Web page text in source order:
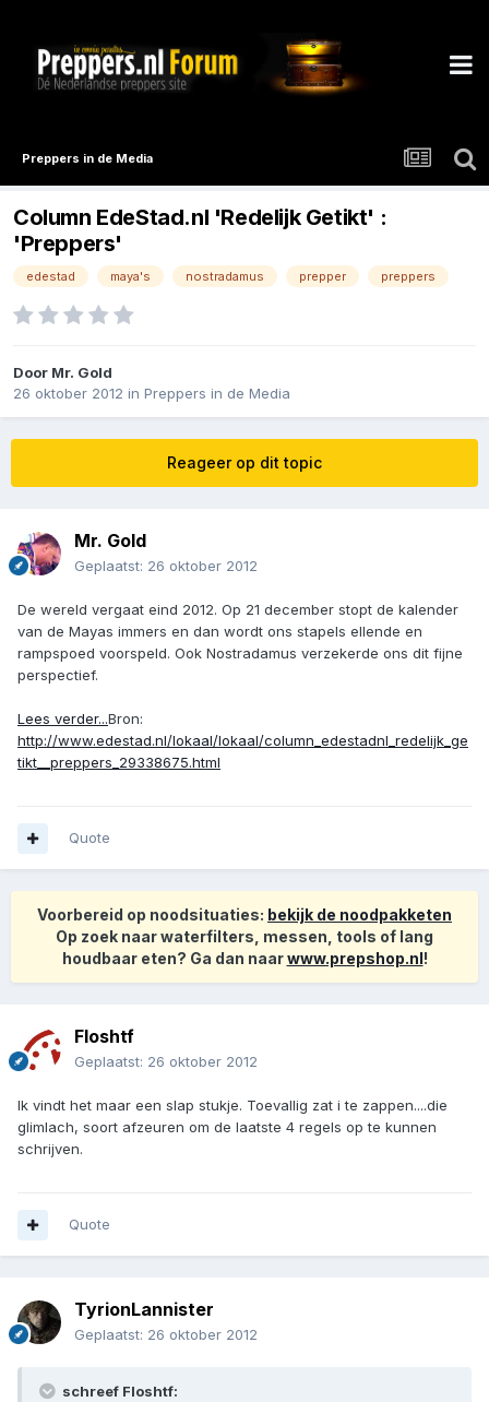
Preppers in de Media
Column EdeStad.nl 'Redelijk Getikt' :
'Preppers'
edestad maya's nostradamus prepper preppers
Door Mr. Gold
26 oktober 2012 in Preppers in de Media
Reageer op dit topic
Mr. Gold
Geplaatst: 26 oktober 2012
De wereld vergaat eind 2012. Op 21 december stopt de kalender
van de Mayas immers en dan wordt ons stapels ellende en
rampspoed voorspeld. Ook Nostradamus verzekerde ons dit fijne
perspectief.
Lees verder...Bron:
http://www.edestad.nl/lokaal/lokaal/column_edestadnl_redelijk_ge
tikt__preppers_29338675.html
Quote
Voorbereid op noodsituaties: bekijk de noodpakketen
Op zoek naar waterfilters, messen, tools of lang
houdbaar eten? Ga dan naarwww.prepshop.nl!
Floshtf
Geplaatst: 26 oktober 2012
Ik vindt het maar een slap stukje. Toevallig zat i te zappen....die
glimlach, soort afzeuren om de laatste 4 regels op te kunnen
schrijven.
Quote
TyrionLannister
Geplaatst: 26 oktober 2012
schreef Floshtf: